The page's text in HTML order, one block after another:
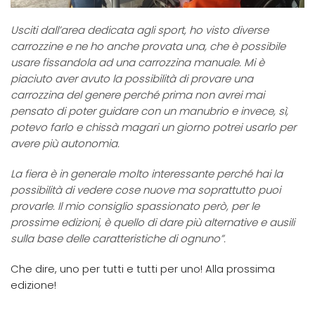
Usciti dall’area dedicata agli sport, ho visto diverse
carrozzine e ne ho anche provata una, che è possibile
usare fissandola ad una carrozzina manuale. Mi è
piaciuto aver avuto la possibilità di provare una
carrozzina del genere perché prima non avrei mai
pensato di poter guidare con un manubrio e invece, sì,
potevo farlo e chissà magari un giorno potrei usarlo per
avere più autonomia.
La fiera è in generale molto interessante perché hai la
possibilità di vedere cose nuove ma soprattutto puoi
provarle. Il mio consiglio spassionato però, per le
prossime edizioni, è quello di dare più alternative e ausili
sulla base delle caratteristiche di ognuno”.
Che dire, uno per tutti e tutti per uno! Alla prossima
edizione!